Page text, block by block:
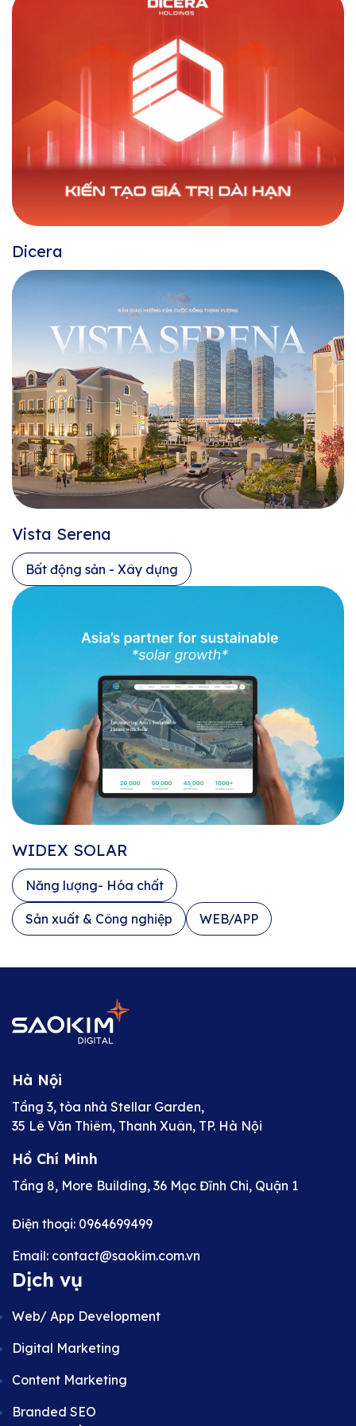
Dicera
Vista Serena
Bất động sản - Xây dựng
WIDEX SOLAR
Năng lượng- Hóa chất
Sản xuất & Công nghiệp WEB/APP
Hà Nội
Tầng 3, tòa nhà Stellar Garden,
35 Lê Văn Thiêm, Thanh Xuân, TP. Hà Nội
Hồ Chí Minh
Tầng 8, More Building, 36 Mạc Đĩnh Chi, Quận 1
Điện thoại: 0964699499
Email: contact@saokim.com.vn
Dịch vụ
Web/ App Development
Digital Marketing
Content Marketing
Branded SEO